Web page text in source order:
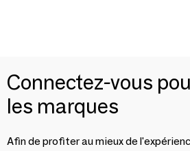
Connectez-vous
les marques
Afin de profiter au mieux de